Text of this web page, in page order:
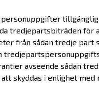
tredjepartsbiträden
från sådan tredje
avseende sådan
skyddas i enlighet